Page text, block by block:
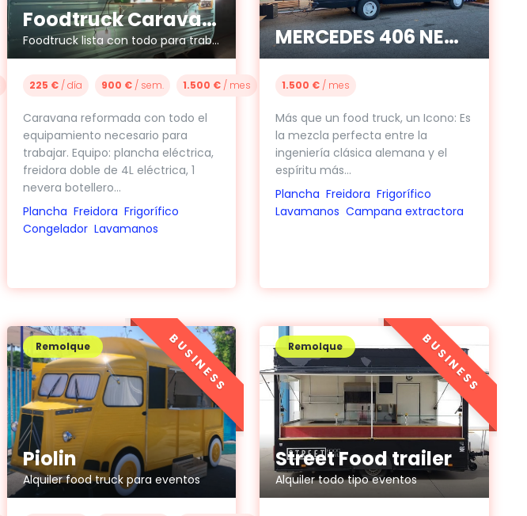
Foodtruck Caravana Adria
Foodtruck lista con todo para trabajar
225 €/ día 900 €/ sem. 1.500 €/ mes
Caravana reformada con todo el
equipamiento necesario para
trabajar. Equipo: plancha eléctrica,
freidora doble de 4L eléctrica, 1
nevera botellero...
Plancha Freidora Frigorífico
Congelador Lavamanos
MERCEDES 406 NEGRA
1.500 € / mes
Más que un food truck, un Icono: Es
la mezcla perfecta entre la
ingeniería clásica alemana y el
espíritu más...
Plancha Freidora Frigorífico
Lavamanos Campana extractora
Piolin
Alquiler food truck para eventos
Remolque BUSINESS
Street Food trailer
Alquiler todo tipo eventos
Remolque BUSINESS